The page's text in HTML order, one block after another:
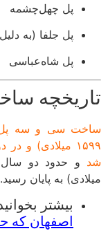
پل چهل‌چشمه
پل جلفا (به دلیل
پل شاه‌عباسی
۱۵۹۹ میلادی) و در
به پایان رسید.
بیشتر بخوانید :
اصفهان که حتما